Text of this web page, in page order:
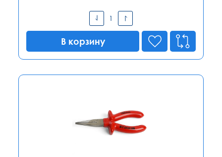
В корзину